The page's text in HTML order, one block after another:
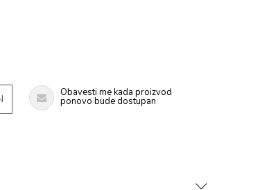
Obavesti me kada proizvod
ponovo bude dostupan